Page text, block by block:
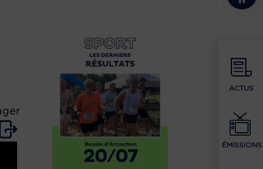
ACTUS
ÉMISSIONS